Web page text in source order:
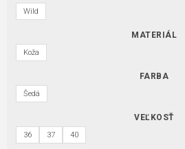
Wild
MATERIÁL
Koža
FARBA
Šedá
VEĽKOSŤ
36 37 40